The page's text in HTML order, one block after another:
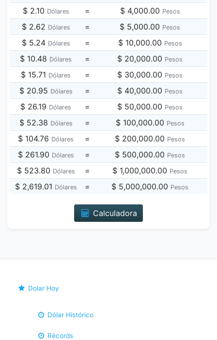
$ 2.10 Dólares = $ 4,000.00 Pesos
$ 2.62 Dólares = $ 5,000.00 Pesos
$ 5.24 Dólares = $ 10,000.00 Pesos
$ 10.48 Dólares = $ 20,000.00 Pesos
$ 15.71 Dólares = $ 30,000.00 Pesos
$ 20.95 Dólares = $ 40,000.00 Pesos
$ 26.19 Dólares = $ 50,000.00 Pesos
$ 52.38 Dólares = $ 100,000.00 Pesos
$ 104.76 Dólares = $ 200,000.00 Pesos
$ 261.90 Dólares = $ 500,000.00 Pesos
$ 523.80 Dólares = $ 1,000,000.00 Pesos
$ 2,619.01 Dólares = $ 5,000,000.00 Pesos
Calculadora
Dolar Hoy
Dólar Histórico
Récords